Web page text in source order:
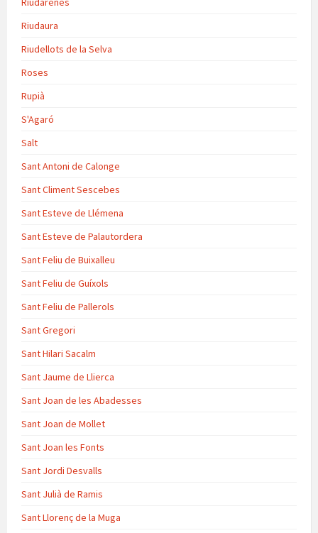
Riudaura
Riudellots de la Selva
Roses
Rupià
S'Agaró
Salt
Sant Antoni de Calonge
Sant Climent Sescebes
Sant Esteve de Llémena
Sant Esteve de Palautordera
Sant Feliu de Buixalleu
Sant Feliu de Guíxols
Sant Feliu de Pallerols
Sant Gregori
Sant Hilari Sacalm
Sant Jaume de Llierca
Sant Joan de les Abadesses
Sant Joan de Mollet
Sant Joan les Fonts
Sant Jordi Desvalls
Sant Julià de Ramis
Sant Llorenç de la Muga